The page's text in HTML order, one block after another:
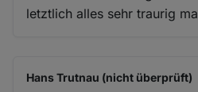
letztlich alles sehr traurig
Hans Trutnau (nicht überprüft)